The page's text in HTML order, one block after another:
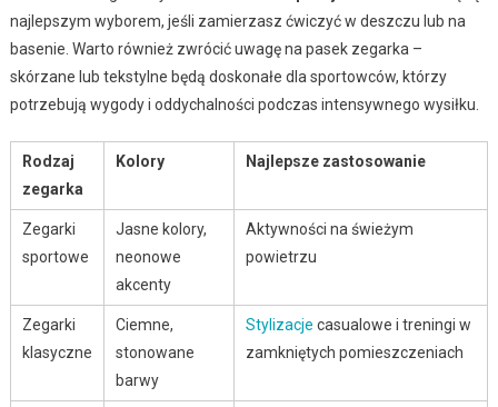
najlepszym wyborem, jeśli zamierzasz ćwiczyć w deszczu lub na
basenie. Warto również zwrócić uwagę na pasek zegarka –
skórzane lub tekstylne będą doskonałe dla sportowców, którzy
potrzebują wygody i oddychalności podczas intensywnego wysiłku.
Rodzaj
zegarka
Kolory Najlepsze zastosowanie
Zegarki
sportowe
Jasne kolory,
neonowe
akcenty
Aktywności na świeżym
powietrzu
Zegarki
klasyczne
Ciemne,
stonowane
barwy
Stylizacje casualowe i treningi w
zamkniętych pomieszczeniach